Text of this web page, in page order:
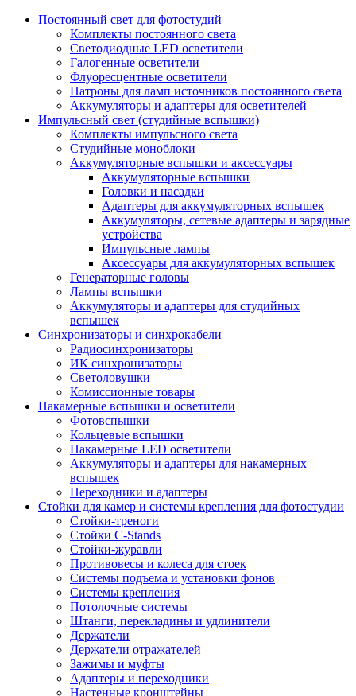
Постоянный свет для фотостудий
Комплекты постоянного света
Светодиодные LED осветители
Галогенные осветители
Флуоресцентные осветители
Патроны для ламп источников постоянного света
Аккумуляторы и адаптеры для осветителей
Импульсный свет (студийные вспышки)
Комплекты импульсного света
Студийные моноблоки
Аккумуляторные вспышки и аксессуары
Аккумуляторные вспышки
Головки и насадки
Адаптеры для аккумуляторных вспышек
Аккумуляторы, сетевые адаптеры и зарядные
устройства
Импульсные лампы
Аксессуары для аккумуляторных вспышек
Генераторные головы
Лампы вспышки
Аккумуляторы и адаптеры для студийных
вспышек
Синхронизаторы и синхрокабели
Радиосинхронизаторы
ИК синхронизаторы
Светоловушки
Комиссионные товары
Накамерные вспышки и осветители
Фотовспышки
Кольцевые вспышки
Накамерные LED осветители
Аккумуляторы и адаптеры для накамерных
вспышек
Переходники и адаптеры
Стойки для камер и системы крепления для фотостудии
Стойки-треноги
Стойки C-Stands
Стойки-журавли
Противовесы и колеса для стоек
Системы подъема и установки фонов
Системы крепления
Потолочные системы
Штанги, перекладины и удлинители
Держатели
Держатели отражателей
Зажимы и муфты
Адаптеры и переходники
Настенные кронштейны